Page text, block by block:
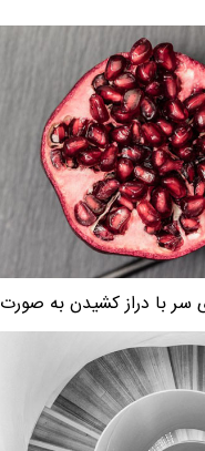
سر با دراز کشیدن به